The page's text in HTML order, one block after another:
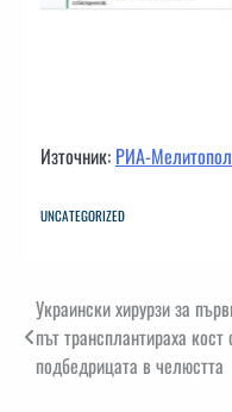
Източник: РИА-
UNCATEGORIZED
Навигация
Украински хирурзи за
път трансплантираха кост
подбедрицата в челюстта